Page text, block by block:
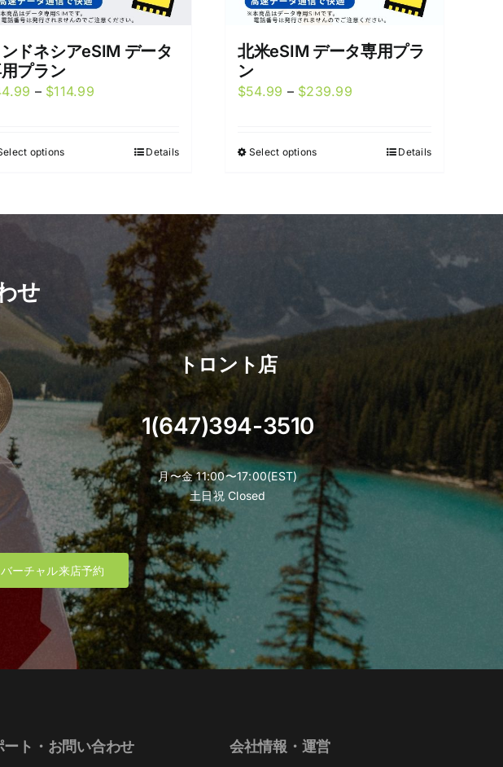
ドネシアeSIM データ
プラン
– $114.99Price
through
optionsThis
multiple
options
chosen
the
product
page
Details
北米eSIM データ専用プラ
ン
$54.99 – $239.99Price
through
Select optionsThis
options
may
be
product
page
Details
せ
トロント店
1(647)394-3510
月〜金 11:00〜17:00(EST)
土日祝 Closed
バーチャル来店予約
ート・お問い合わせ 会社情報・運営